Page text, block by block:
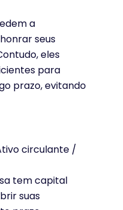
a
seus
eles
para
prazo, evitando
circulante /
tem capital
suas